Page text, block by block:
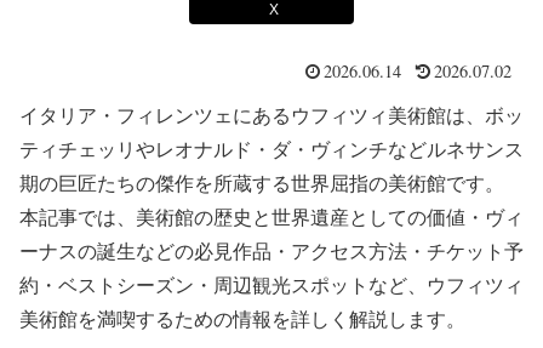
X
2026.06.14 2026.07.02
イタリア・フィレンツェにあるウフィツィ美術館は、ボッ
ティチェッリやレオナルド・ダ・ヴィンチなどルネサンス
期の巨匠たちの傑作を所蔵する世界屈指の美術館です。
本記事では、美術館の歴史と世界遺産としての価値・ヴィ
ーナスの誕生などの必見作品・アクセス方法・チケット予
約・ベストシーズン・周辺観光スポットなど、ウフィツィ
美術館を満喫するための情報を詳しく解説します。